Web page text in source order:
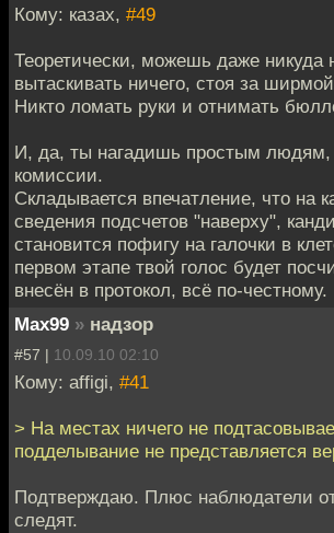
Кому: казах, #49
Теоретически, можешь даже никуда
вытаскивать ничего, стоя за
Никто ломать руки и отнимать
И, да, ты нагадишь простым
комиссии.
Складывается впечатление, что на
сведения подсчетов "наверху",
становится пофигу на галочки в
первом этапе твой голос будет
внесён в протокол, всё по-честному.
Max99 » надзор
#57 | 10.09.10 02:10
Кому: affigi, #41
> На местах ничего не
подделывание не представляется
Подтверждаю. Плюс наблюдатели
следят.